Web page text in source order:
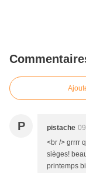
P pistache
<br /> grrrr
sièges!
printemps